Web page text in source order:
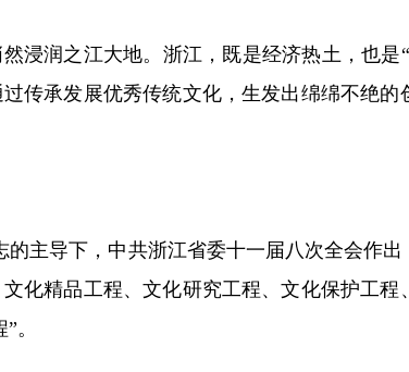
润之江大地。浙江，既是经济热土，也是
传承发展优秀传统文化，生发出绵绵不绝的
主导下，中共浙江省委十一届八次全会作出
化精品工程、文化研究工程、文化保护工
。